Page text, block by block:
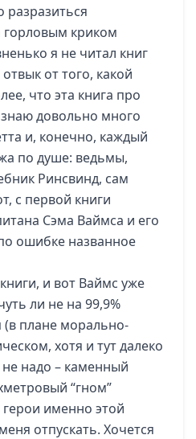
разразиться
криком
я не читал книг
от того, какой
что эта книга про
довольно много
и, конечно, каждый
по душе: ведьмы,
Ринсвинд, сам
с первой книги
Сэма Ваймса и его
ошибке названное
и вот Ваймс уже
ли не на 99,9%
(в плане морально-
хотя и тут далеко
надо – каменный
“гном”
именно этой
отпускать. Хочется